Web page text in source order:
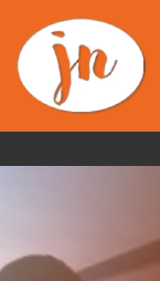
Avançar
para